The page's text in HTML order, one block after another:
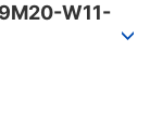
W11-
・12世代